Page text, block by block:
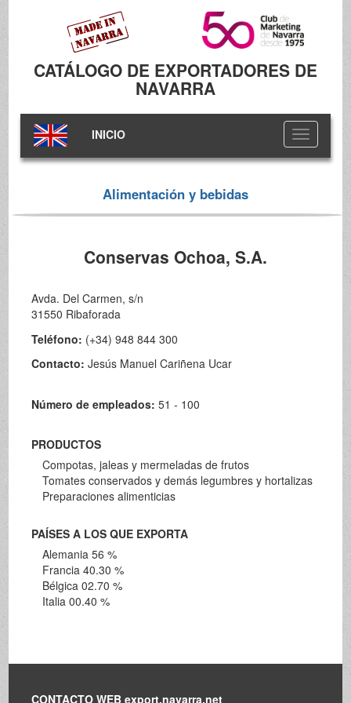
CATÁLOGO DE EXPORTADORES DE
NAVARRA
Toggle
navigation
INICIO
Alimentación y bebidas
Conservas Ochoa, S.A.
Avda. Del Carmen, s/n
31550 Ribaforada
Teléfono: (+34) 948 844 300
Contacto:Jesús Manuel Cariñena Ucar
Número de empleados:51 - 100
PRODUCTOS
Compotas, jaleas y mermeladas de frutos
Tomates conservados y demás legumbres y hortalizas
Preparaciones alimenticias
PAÍSES A LOS QUE EXPORTA
Alemania 56 %
Francia 40.30 %
Bélgica 02.70 %
Italia 00.40 %
CONTACTO WEB export.navarra.net